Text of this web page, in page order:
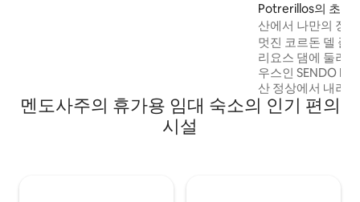
Potrerillos의 초소
산에서 나만의 장
멋진 코르돈 델 플
리요스 댐에 둘러
우스인 SENDO
산 정상에서 내려
할 수 있습니다. 숙
고 이곳의 평온함
멘도사주의 휴가용 임대 숙소의 인기 편의
시설